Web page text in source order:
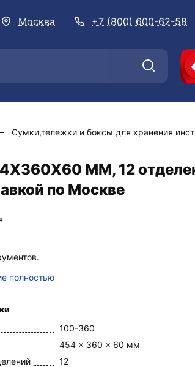
Москва +7 (800) 600-62-58
Сумки,тележки и боксы для хранения
MM, 12
по Москве
полностью
100-360
454 x 360 x 60 мм
12